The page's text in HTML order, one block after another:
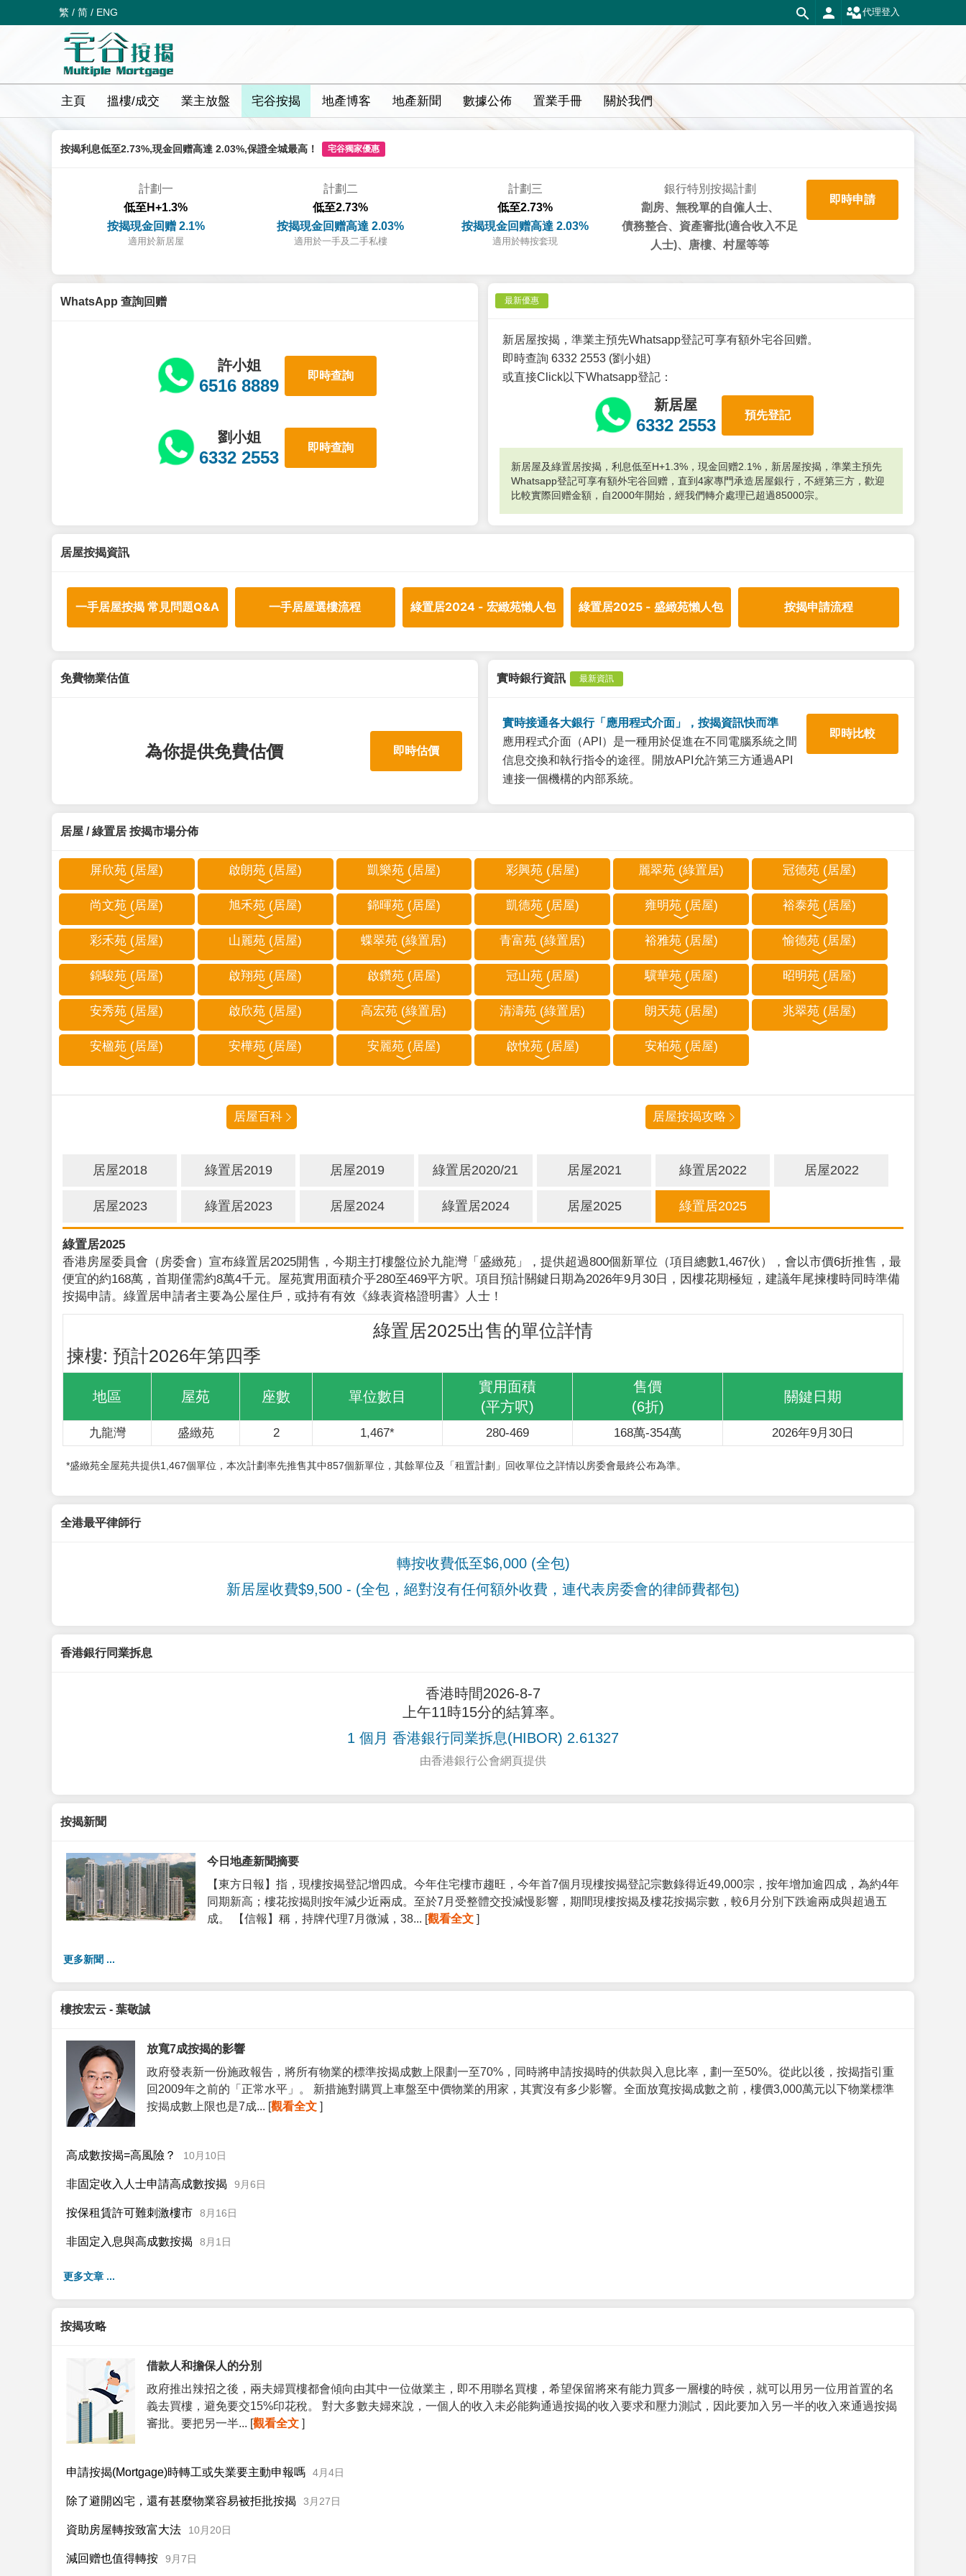
繁 / 简 / ENG 代理登入
主頁 搵樓/成交 業主放盤 宅谷按揭 地產博客 地產新聞 數據公佈 置業手冊 關於我們
按揭利息低至2.73%,現金回赠高達 2.03%,保證全城最高！ 宅谷獨家優惠
計劃一
低至H+1.3%
按揭現金回赠 2.1%
適用於新居屋
計劃二
低至2.73%
按揭現金回赠高達 2.03%
適用於一手及二手私樓
計劃三
低至2.73%
按揭現金回赠高達 2.03%
適用於轉按套現
銀行特別按揭計劃
劏房、無稅單的自僱人士、
債務整合、資產審批(適合收入不足
人士)、唐樓、村屋等等
即時申請
WhatsApp 查詢回赠
許小姐
6516 8889
即時查詢
劉小姐
6332 2553
即時查詢
最新優惠
新居屋按揭，準業主預先Whatsapp登記可享有額外宅谷回赠。
即時查詢 6332 2553 (劉小姐)
或直接Click以下Whatsapp登記：
新居屋
6332 2553
預先登記
新居屋及綠置居按揭，利息低至H+1.3%，現金回赠2.1%，新居屋按揭，準業主預先
Whatsapp登記可享有額外宅谷回赠，直到4家專門承造居屋銀行，不經第三方，歡迎
比較實際回赠金額，自2000年開始，經我們轉介處理已超過85000宗。
居屋按揭資訊
一手居屋按揭 常見問題Q&A 一手居屋選樓流程 綠置居2024 - 宏緻苑懶人包 綠置居2025 - 盛緻苑懶人包 按揭申請流程
免費物業估值
為你提供免費估價 即時估價
實時銀行資訊 最新資訊
實時接通各大銀行「應用程式介面」，按揭資訊快而準
應用程式介面（API）是一種用於促進在不同電腦系統之間
信息交換和執行指令的途徑。開放API允許第三方通過API
連接一個機構的内部系統。
即時比較
居屋 / 綠置居 按揭市場分佈
屏欣苑 (居屋) 啟朗苑 (居屋) 凱樂苑 (居屋) 彩興苑 (居屋) 麗翠苑 (綠置居) 冠德苑 (居屋)
尚文苑 (居屋) 旭禾苑 (居屋) 錦暉苑 (居屋) 凱德苑 (居屋) 雍明苑 (居屋) 裕泰苑 (居屋)
彩禾苑 (居屋) 山麗苑 (居屋) 蝶翠苑 (綠置居) 青富苑 (綠置居) 裕雅苑 (居屋) 愉德苑 (居屋)
錦駿苑 (居屋) 啟翔苑 (居屋) 啟鑽苑 (居屋) 冠山苑 (居屋) 驥華苑 (居屋) 昭明苑 (居屋)
安秀苑 (居屋) 啟欣苑 (居屋) 高宏苑 (綠置居) 清濤苑 (綠置居) 朗天苑 (居屋) 兆翠苑 (居屋)
安楹苑 (居屋) 安樺苑 (居屋) 安麗苑 (居屋) 啟悅苑 (居屋) 安柏苑 (居屋)
居屋百科 居屋按揭攻略
居屋2018 綠置居2019 居屋2019 綠置居2020/21 居屋2021 綠置居2022 居屋2022
居屋2023 綠置居2023 居屋2024 綠置居2024 居屋2025 綠置居2025
綠置居2025
香港房屋委員會（房委會）宣布綠置居2025開售，今期主打樓盤位於九龍灣「盛緻苑」，提供超過800個新單位（項目總數1,467伙），會以市價6折推售，最
便宜的約168萬，首期僅需約8萬4千元。屋苑實用面積介乎280至469平方呎。項目預計關鍵日期為2026年9月30日，因樓花期極短，建議年尾揀樓時同時準備
按揭申請。綠置居申請者主要為公屋住戶，或持有有效《綠表資格證明書》人士！
綠置居2025出售的單位詳情
揀樓: 預計2026年第四季
地區 屋苑 座數 單位數目
實用面積
(平方呎)
售價
(6折)
關鍵日期
九龍灣 盛緻苑 2 1,467* 280-469 168萬-354萬 2026年9月30日
*盛緻苑全屋苑共提供1,467個單位，本次計劃率先推售其中857個新單位，其餘單位及「租置計劃」回收單位之詳情以房委會最終公布為準。
全港最平律師行
轉按收費低至$6,000 (全包)
新居屋收費$9,500 - (全包，絕對沒有任何額外收費，連代表房委會的律師費都包)
香港銀行同業拆息
香港時間2026-8-7
上午11時15分的結算率。
1 個月 香港銀行同業拆息(HIBOR) 2.61327
由香港銀行公會網頁提供
按揭新聞
今日地產新聞摘要
【東方日報】指，現樓按揭登記增四成。今年住宅樓市趨旺，今年首7個月現樓按揭登記宗數錄得近49,000宗，按年增加逾四成，為約4年
同期新高；樓花按揭則按年減少近兩成。至於7月受整體交投減慢影響，期間現樓按揭及樓花按揭宗數，較6月分別下跌逾兩成與超過五
成。 【信報】稱，持牌代理7月微減，38... [觀看全文 ]
更多新聞 ...
樓按宏云 - 葉敬誠
放寬7成按揭的影響
政府發表新一份施政報告，將所有物業的標準按揭成數上限劃一至70%，同時將申請按揭時的供款與入息比率，劃一至50%。從此以後，按揭指引重
回2009年之前的「正常水平」。 新措施對購買上車盤至中價物業的用家，其實沒有多少影響。全面放寬按揭成數之前，樓價3,000萬元以下物業標準
按揭成數上限也是7成... [觀看全文 ]
高成數按揭=高風險？ 10月10日
非固定收入人士申請高成數按揭 9月6日
按保租賃許可難刺激樓市 8月16日
非固定入息與高成數按揭 8月1日
更多文章 ...
按揭攻略
借款人和擔保人的分別
政府推出辣招之後，兩夫婦買樓都會傾向由其中一位做業主，即不用聯名買樓，希望保留將來有能力買多一層樓的時侯，就可以用另一位用首置的名
義去買樓，避免要交15%印花稅。 對大多數夫婦來說，一個人的收入未必能夠通過按揭的收入要求和壓力測試，因此要加入另一半的收入來通過按揭
審批。要把另一半... [觀看全文 ]
申請按揭(Mortgage)時轉工或失業要主動申報嗎 4月4日
除了避開凶宅，還有甚麼物業容易被拒批按揭 3月27日
資助房屋轉按致富大法 10月20日
減回赠也值得轉按 9月7日